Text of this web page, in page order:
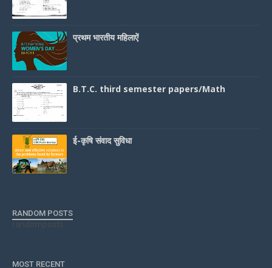
प्रथम भारतीय महिलाऐं
B.T.C. third semester papers/Math
ई-कृषि संवाद सुविधा
RANDOM POSTS
randomposts
MOST RECENT